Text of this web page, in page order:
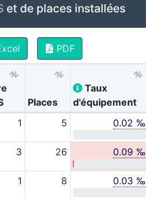
et de places installées
PDF
Places
Taux
d'équipement
1 5 0.02 ‰
3 26 0.09 ‰
1 8 0.03 ‰